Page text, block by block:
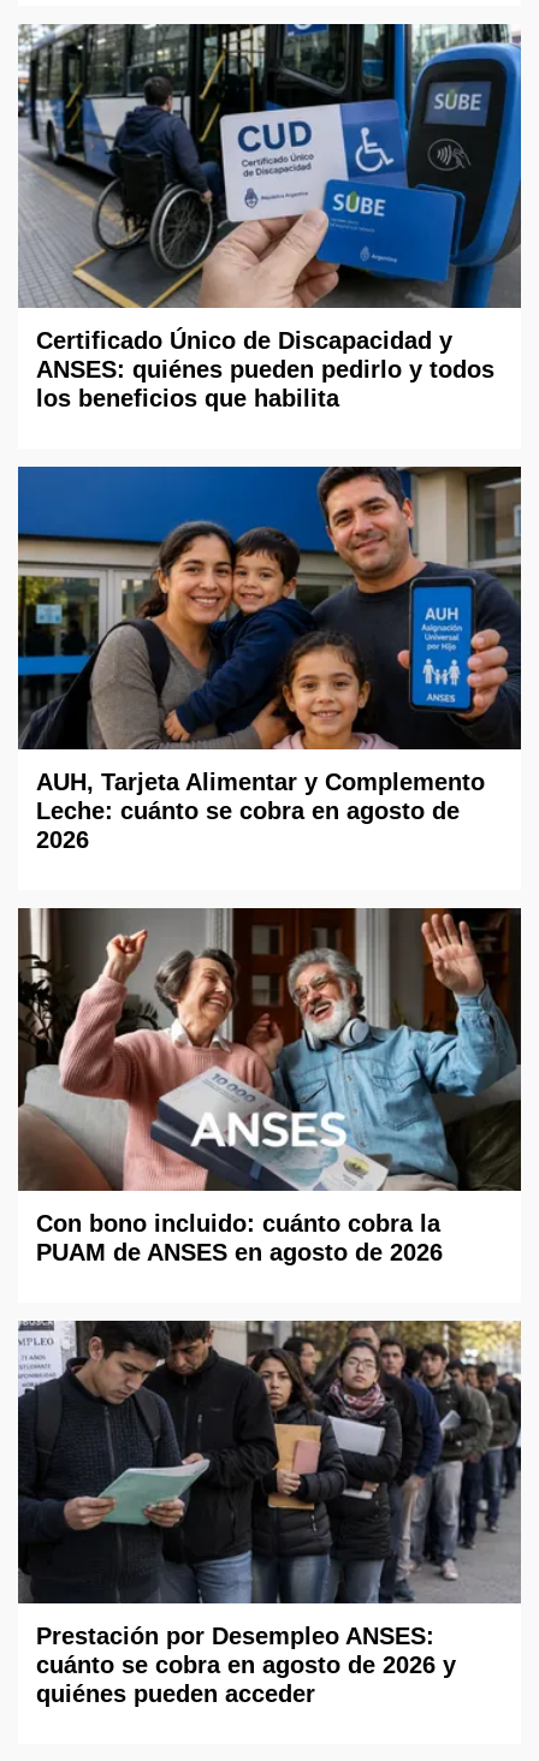
Certificado Único de Discapacidad y
ANSES: quiénes pueden pedirlo y todos
los beneficios que habilita
AUH, Tarjeta Alimentar y Complemento
Leche: cuánto se cobra en agosto de
2026
Con bono incluido: cuánto cobra la
PUAM de ANSES en agosto de 2026
Prestación por Desempleo ANSES:
cuánto se cobra en agosto de 2026 y
quiénes pueden acceder